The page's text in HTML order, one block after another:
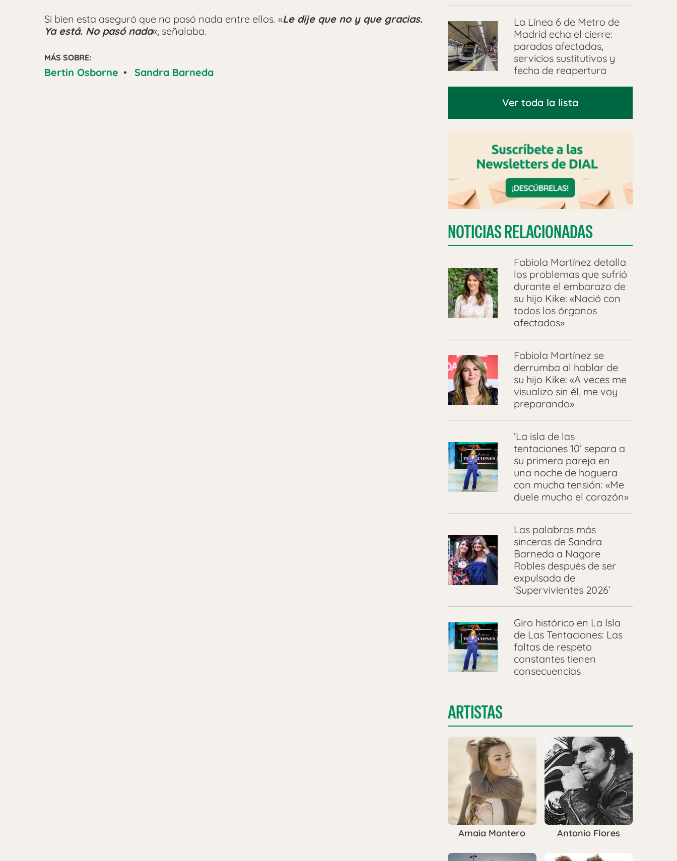
Si bien esta aseguró que no pasó nada entre ellos. «Le dije que no y que gracias.
Ya está. No pasó nada«, señalaba.
MÁS SOBRE:
Bertin Osborne • Sandra Barneda
La Línea 6 de Metro de
Madrid echa el cierre:
paradas afectadas,
servicios sustitutivos y
fecha de reapertura
Ver toda la lista
NOTICIAS RELACIONADAS
Fabiola Martínez detalla
los problemas que sufrió
durante el embarazo de
su hijo Kike: «Nació con
todos los órganos
afectados»
Fabiola Martínez se
derrumba al hablar de
su hijo Kike: «A veces me
visualizo sin él, me voy
preparando»
‘La isla de las
tentaciones 10’ separa a
su primera pareja en
una noche de hoguera
con mucha tensión: «Me
duele mucho el corazón»
Las palabras más
sinceras de Sandra
Barneda a Nagore
Robles después de ser
expulsada de
‘Supervivientes 2026’
Giro histórico en La Isla
de Las Tentaciones: Las
faltas de respeto
constantes tienen
consecuencias
ARTISTAS
Amaia Montero Antonio Flores